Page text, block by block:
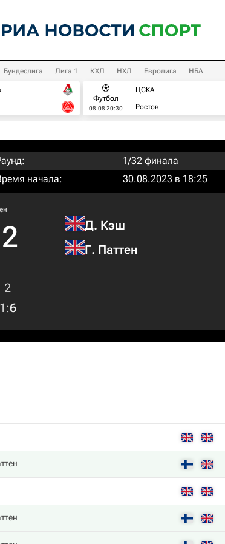
Бундеслига Лига 1 КХЛ НХЛ Евролига НБА
Футбол
08.08 20:30
ЦСКА
Ростов
1/32 финала
начала:
30.08.2023 в 18:25
2
Д. Кэш
Г. Паттен
2
1 :6